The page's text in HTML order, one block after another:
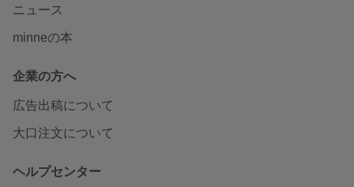
ニュース
minneの本
企業の方へ
広告出稿について
大口注文について
ヘルプセンター